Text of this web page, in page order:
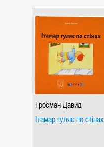
Гросман Давид
Ітамар гуляє по стінах